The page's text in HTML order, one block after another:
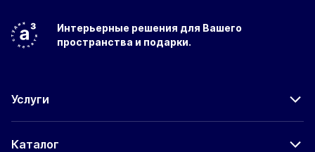
Интерьерные решения для Вашего
пространства и подарки.
Услуги
Каталог